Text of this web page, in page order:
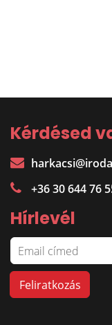
Kérdésed
+36 30 644 76
Hírlevél